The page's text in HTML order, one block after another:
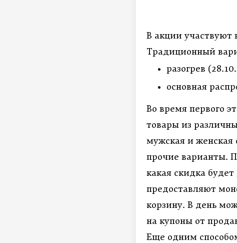
В акции участвуют
Традиционный
разогрев (28
основная
Во время первого
товары из
мужская и женская
прочие варианты.
какая скидка
предоставляют
корзину. В день
на купоны от
Еще одним